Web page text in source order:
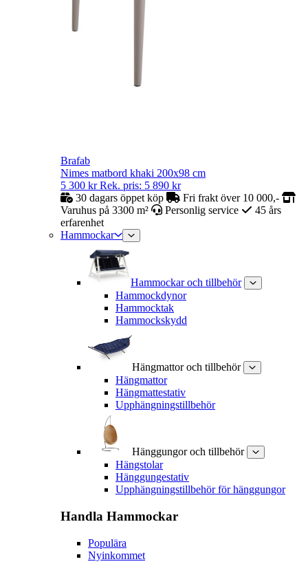
Brafab
Nimes matbord khaki 200x98 cm
5 300 kr Rek. pris: 5 890 kr
30 dagars öppet köp
Fri frakt över 10 000,-
Varuhus på 3300 m²
Personlig service
45 års
erfarenhet
Hammockar
Hammockar och tillbehör
Hammockdynor
Hammocktak
Hammockskydd
Hängmattor och tillbehör
Hängmattor
Hängmattestativ
Upphängningstillbehör
Hänggungor och tillbehör
Hängstolar
Hänggungestativ
Upphängningstillbehör för hänggungor
Handla Hammockar
Populära
Nyinkommet